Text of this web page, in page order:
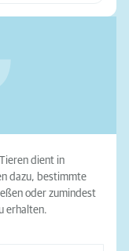
dient in
dazu, bestimmte
oder zumindest
erhalten.